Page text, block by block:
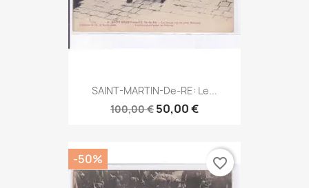
SAINT-MARTIN-De-RE: Le...
100,00 € 50,00 €
-50% favorite_border